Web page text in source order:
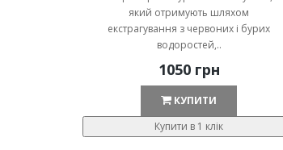
який отримують шляхом
екстрагування з червоних і бурих
водоростей,..
1050 грн
КУПИТИ
Купити в 1 клік